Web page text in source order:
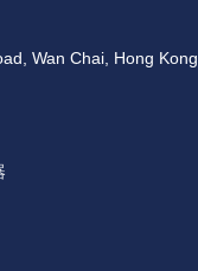
Wan Chai, Hong Kong